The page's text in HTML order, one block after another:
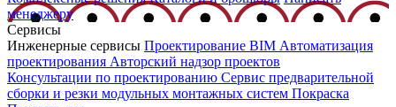
менеджеру
Сервисы
Инженерные сервисы Проектирование BIM Автоматизация
проектирования Авторский надзор проектов
Консультации по проектированию Сервис предварительной
сборки и резки модульных монтажных систем Покраска